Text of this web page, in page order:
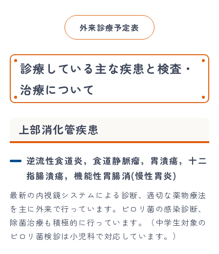
外来診療予定表
診療している主な疾患と検査・
治療について
上部消化管疾患
逆流性食道炎，食道静脈瘤，胃潰瘍，十二
指腸潰瘍，機能性胃腸消(慢性胃炎)
最新の内視鏡システムによる診断、適切な薬物療法
を主に外来で行っています。ピロリ菌の感染診断、
除菌治療も積極的に行っています。（中学生対象の
ピロリ菌検診は小児科で対応しています。）